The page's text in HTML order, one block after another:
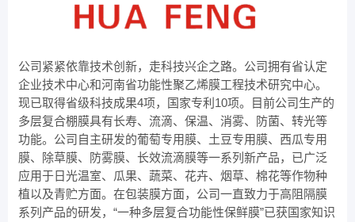
公司紧紧依靠技术创新，走科技兴企之路。公司拥有省认定
企业技术中心和河南省功能性聚乙烯膜工程技术研究中心。
现已取得省级科技成果4项，国家专利10项。目前公司生产的
多层复合棚膜具有长寿、流滴、保温、消雾、防菌、转光等
功能。公司自主研发的葡萄专用膜、土豆专用膜、西瓜专用
膜、除草膜、防雾膜、长效流滴膜等一系列新产品，已广泛
应用于日光温室、瓜果、蔬菜、花卉、烟草、棉花等作物种
植以及青贮方面。在包装膜方面，公司一直致力于高阻隔膜
系列产品的研发，“一种多层复合功能性保鲜膜”已获国家知识